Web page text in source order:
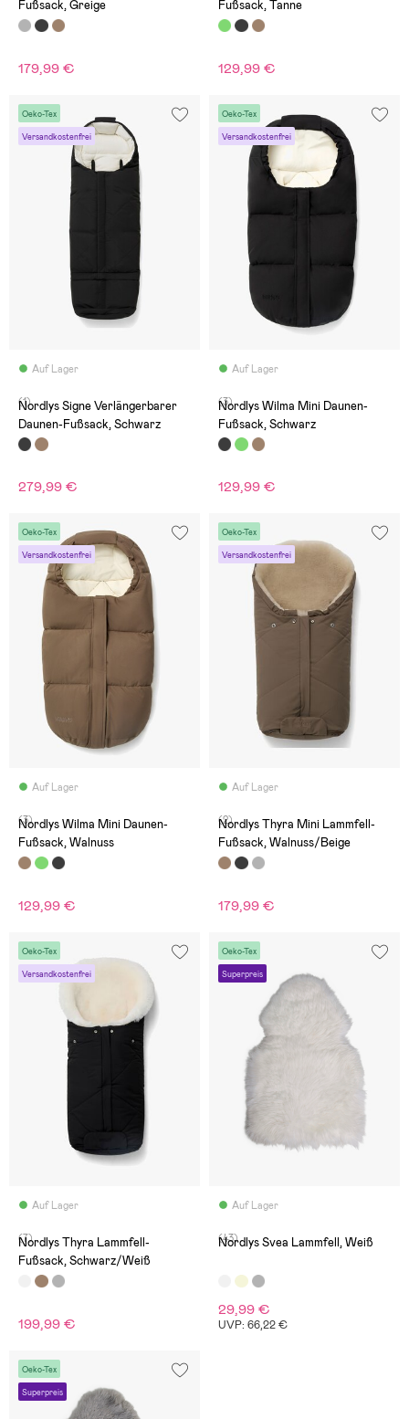
Fußsack, Greige
179,99 €
Fußsack, Tanne
129,99 €
Oeko-Tex
Versandkostenfrei
Auf Lager
(1)
Nordlys Signe Verlängerbarer
Daunen-Fußsack, Schwarz
279,99 €
Oeko-Tex
Versandkostenfrei
Auf Lager
(3)
Nordlys Wilma Mini Daunen-
Fußsack, Schwarz
129,99 €
Oeko-Tex
Versandkostenfrei
Auf Lager
(3)
Nordlys Wilma Mini Daunen-
Fußsack, Walnuss
129,99 €
Oeko-Tex
Versandkostenfrei
Auf Lager
(2)
Nordlys Thyra Mini Lammfell-
Fußsack, Walnuss/Beige
179,99 €
Oeko-Tex
Versandkostenfrei
Auf Lager
(7)
Nordlys Thyra Lammfell-
Fußsack, Schwarz/Weiß
199,99 €
Oeko-Tex
Superpreis
Auf Lager
(43)
Nordlys Svea Lammfell, Weiß
29,99 €
UVP: 66,22 €
Oeko-Tex
Superpreis